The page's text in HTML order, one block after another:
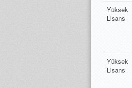
Yüksek
Lisans
Yüksek
Lisans